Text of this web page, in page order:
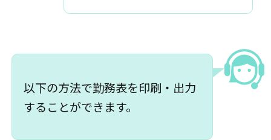
以下の方法で勤務表を印刷・出力
することができます。